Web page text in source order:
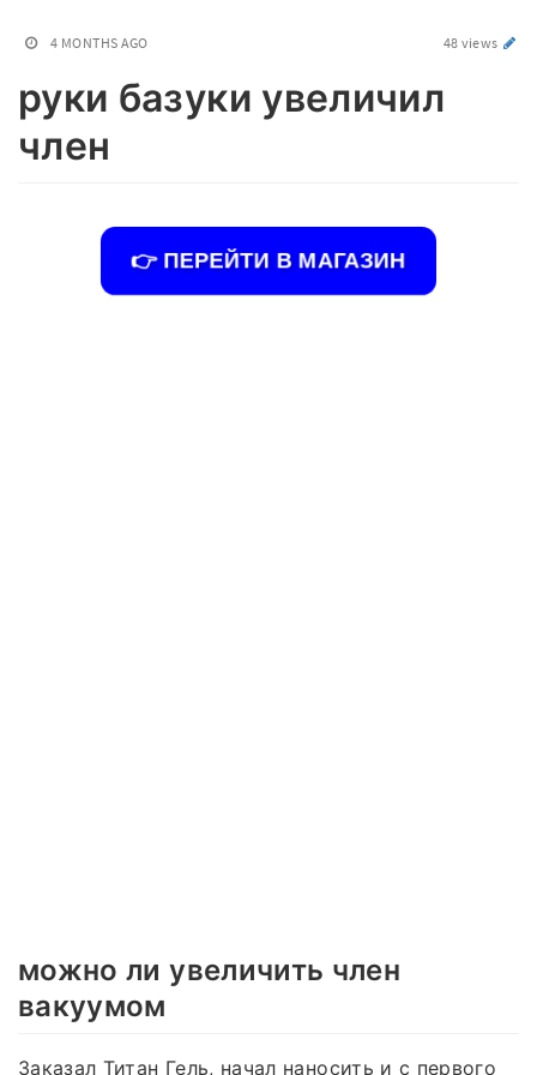
4 MONTHS AGO 48 views
руки базуки увеличил
член
👉 ПЕРЕЙТИ В МАГАЗИН
можно ли увеличить член
вакуумом
Заказал Титан Гель, начал наносить и с первого